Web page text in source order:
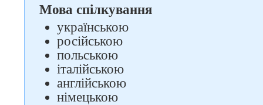
Мова спілкування
українською
російською
польською
італійською
англійською
німецькою